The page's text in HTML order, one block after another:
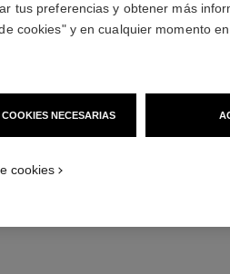
defecto
1
textura básica
tus preferencias y obtener más
cookies" y en cualquier momento
NECESARIAS
cookies